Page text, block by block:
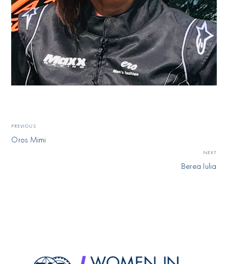
PREVIOUS
Oros Mimi
NEXT
Berea Iulia